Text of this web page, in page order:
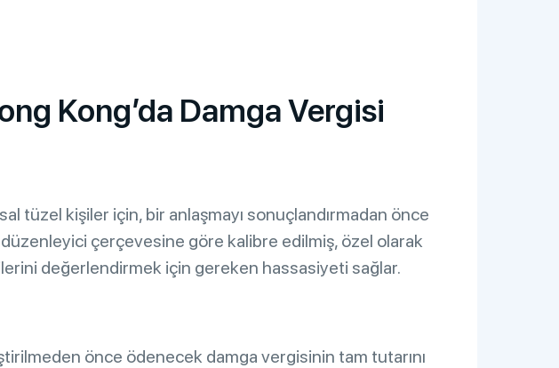
Kong’da Damga Vergisi
tüzel kişiler için, bir anlaşmayı sonuçlandırmadan önce
çerçevesine göre kalibre edilmiş, özel olarak
değerlendirmek için gereken hassasiyeti sağlar.
önce ödenecek damga vergisinin tam tutarını